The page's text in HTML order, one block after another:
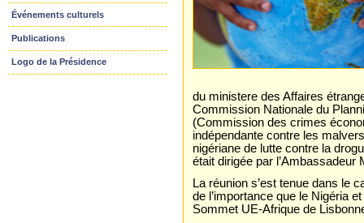
Événements culturels
Publications
Logo de la Présidence
du ministere des Affaires
Commission Nationale du
(Commission des crimes
indépendante contre les
nigériane de lutte contre la
était dirigée par
La réunion s’est tenue dans le
de l’importance que le Nigéria
Sommet UE-Afrique de